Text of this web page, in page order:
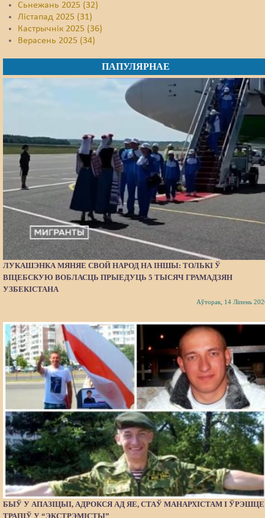
Сьнежань 2025 (32)
Лістапад 2025 (31)
Кастрычнік 2025 (36)
Верасень 2025 (34)
ПАПУЛЯРНАЕ
ЛУКАШЭНКА МЯНЯЕ СВОЙ НАРОД НА ІНШЫ: ТОЛЬКІ Ў
ВІЦЕБСКУЮ ВОБЛАСЦЬ ПРЫЕДУЦЬ 5 ТЫСЯЧ ГРАМАДЗЯН
УЗБЕКІСТАНА
Аўторак, 14 Ліпень
БЫЎ У АПАЗІЦЫІ, АДРОКСЯ АД ЯЕ, СТАЎ МАНАРХІСТАМ І ЎРЭШЦЕ
ТРАПІЎ У “ЭКСТРЭМІСТЫ”